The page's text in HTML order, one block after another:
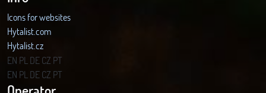
Icons for websites
Hytalist.com
Hytalist.cz
Hytamods.org
EN PL DECZ PT
EN PL DECZ PT